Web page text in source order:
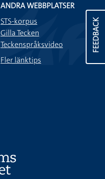
FEEDBACK
ANDRA WEBBPLATSER
STS-korpus
Gilla Tecken
Teckenspråksvideo
Fler länktips